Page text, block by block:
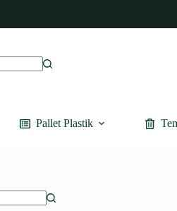
Pallet Plastik